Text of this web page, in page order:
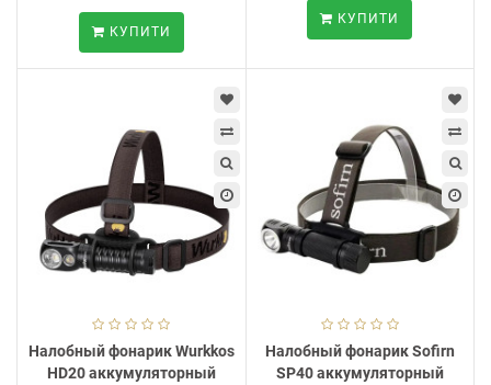
КУПИТИ
КУПИТИ
Налобный фонарик Wurkkos
HD20 аккумуляторный
Налобный фонарик Sofirn
SP40 аккумуляторный